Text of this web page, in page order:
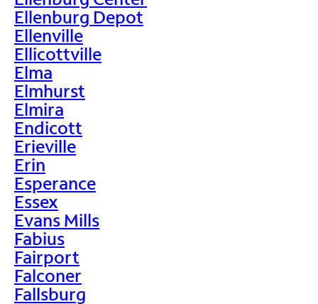
Ellenburg Depot
Ellenville
Ellicottville
Elma
Elmhurst
Elmira
Endicott
Erieville
Erin
Esperance
Essex
Evans Mills
Fabius
Fairport
Falconer
Fallsburg